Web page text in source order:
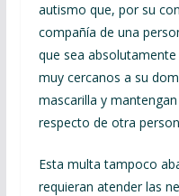
autismo que, por su
compañía de una
que sea
muy cercanos a su
mascarilla y
respecto de otra
Esta multa tampoco
requieran atender las